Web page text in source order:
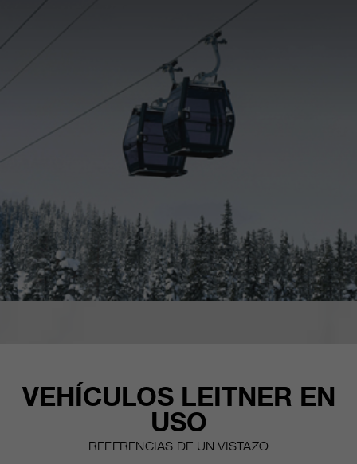
VEHÍCULOS LEITNER EN
USO
REFERENCIAS DE UN VISTAZO